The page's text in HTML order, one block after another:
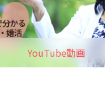
YouTube動画